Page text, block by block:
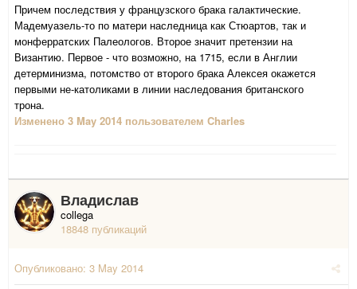
Причем последствия у французского брака галактические.
Мадемуазель-то по матери наследница как Стюартов, так и
монферратских Палеологов. Второе значит претензии на
Византию. Первое - что возможно, на 1715, если в Англии
детерминизма, потомство от второго брака Алексея окажется
первыми не-католиками в линии наследования британского
трона.
Изменено 3 May 2014 пользователем Charles
Владислав
collega
18848 публикаций
Опубликовано: 3 May 2014